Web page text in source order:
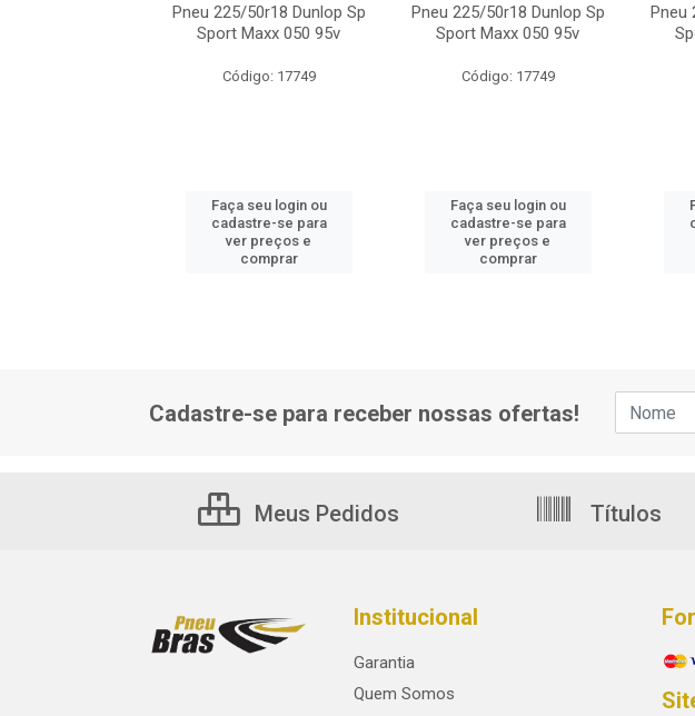
Pneu 225/50r18 Dunlop Sp
Sport Maxx 050 95v
Código: 17749
Faça seu login ou
cadastre-se para
ver preços e
comprar
Pneu 225/50r18 Dunlop Sp
Sport Maxx 050 95v
Código: 17749
Faça seu login ou
cadastre-se para
ver preços e
comprar
Pneu
Cadastre-se para receber nossas ofertas!
Meus Pedidos Títulos
Institucional
Garantia
Quem Somos